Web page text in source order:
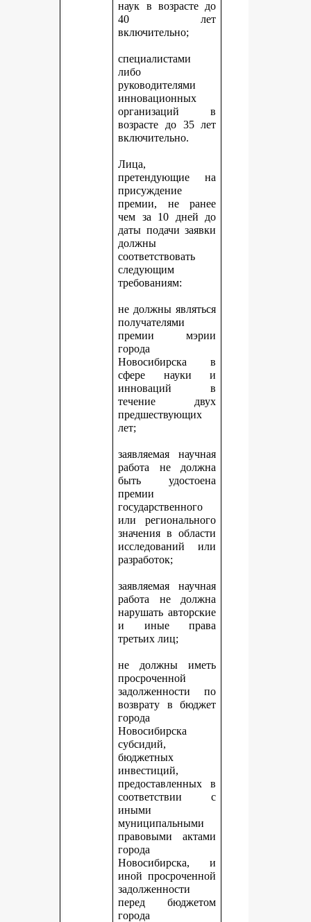
наук в возрасте до
40 лет
включительно;
специалистами
либо
руководителями
инновационных
организаций в
возрасте до 35 лет
включительно.
Лица,
претендующие на
присуждение
премии, не ранее
чем за 10 дней до
даты подачи заявки
должны
соответствовать
следующим
требованиям:
не должны являться
получателями
премии мэрии
города
Новосибирска в
сфере науки и
инноваций в
течение двух
предшествующих
лет;
заявляемая научная
работа не должна
быть удостоена
премии
государственного
или регионального
значения в области
исследований или
разработок;
заявляемая научная
работа не должна
нарушать авторские
и иные права
третьих лиц;
не должны иметь
просроченной
задолженности по
возврату в бюджет
города
Новосибирска
субсидий,
бюджетных
инвестиций,
предоставленных в
соответствии с
иными
муниципальными
правовыми актами
города
Новосибирска, и
иной просроченной
задолженности
перед бюджетом
города